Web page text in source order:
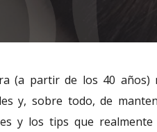
(a partir de los 40
y, sobre todo, de
y los tips que